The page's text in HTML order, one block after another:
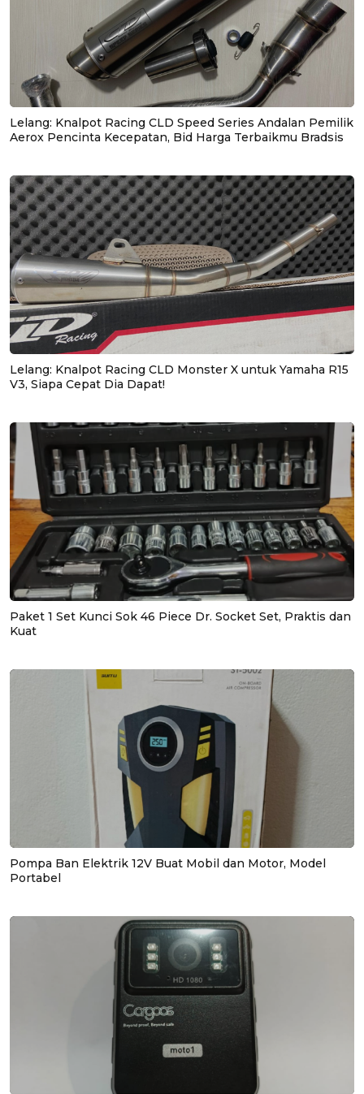
Lelang: Knalpot Racing CLD Speed Series Andalan Pemilik
Aerox Pencinta Kecepatan, Bid Harga Terbaikmu Bradsis
Lelang: Knalpot Racing CLD Monster X untuk Yamaha R15
V3, Siapa Cepat Dia Dapat!
Paket 1 Set Kunci Sok 46 Piece Dr. Socket Set, Praktis dan
Kuat
Pompa Ban Elektrik 12V Buat Mobil dan Motor, Model
Portabel